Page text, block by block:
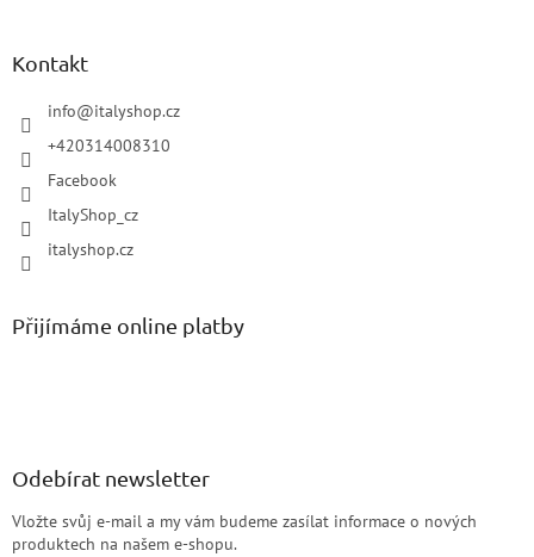
Kontakt
info@italyshop.cz
+420314008310
Facebook
ItalyShop_cz
italyshop.cz
Přijímáme online platby
Odebírat newsletter
Vložte svůj e-mail a my vám budeme zasílat informace o nových
produktech na našem e-shopu.